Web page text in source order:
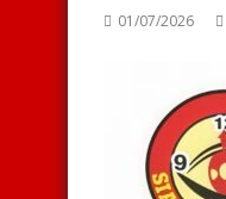
01/07/2026